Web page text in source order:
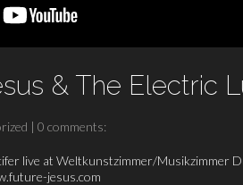
& The Electric
| 0 comments:
live at Weltkunstzimmer/Musikzimmer
jesus.com